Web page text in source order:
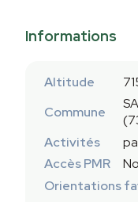
Informations
Altitude
Commune
Activités
Accès PMR
Orientations